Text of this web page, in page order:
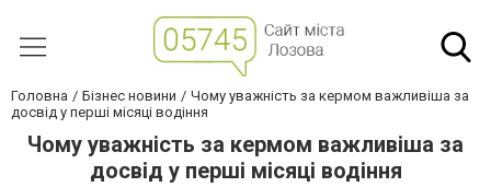
Головна Бізнес новини
Чому уважність за кермом важливіша за
досвід у перші місяці водіння
Чому уважність за кермом важливіша за
досвід у перші місяці водіння